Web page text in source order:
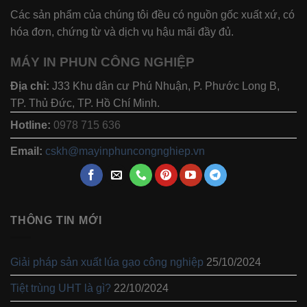
Các sản phẩm của chúng tôi đều có nguồn gốc xuất xứ, có
hóa đơn, chứng từ và dịch vụ hậu mãi đầy đủ.
MÁY IN PHUN CÔNG NGHIỆP
Địa chỉ: J33 Khu dân cư Phú Nhuận, P. Phước Long B,
TP. Thủ Đức, TP. Hồ Chí Minh.
Hotline: 0978 715 636
Email: cskh@mayinphuncongnghiep.vn
THÔNG TIN MỚI
Giải pháp sản xuất lúa gạo công nghiệp 25/10/2024
Tiệt trùng UHT là gì? 22/10/2024